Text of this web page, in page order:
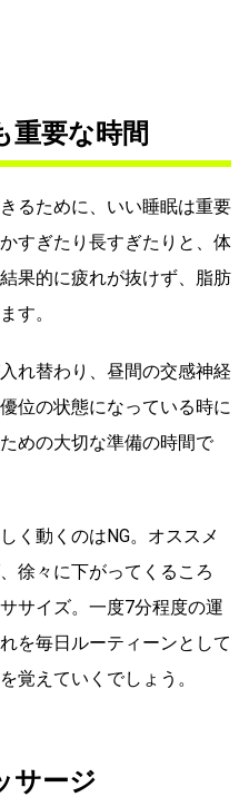
重要な時間
るために、いい睡眠は重要
すぎたり長すぎたりと、体
果的に疲れが抜けず、脂肪
す。
れ替わり、昼間の交感神経
位の状態になっている時に
めの大切な準備の時間で
く動くのはNG。オススメ
徐々に下がってくるころ
サイズ。一度7分程度の運
を毎日ルーティーンとして
覚えていくでしょう。
サージ